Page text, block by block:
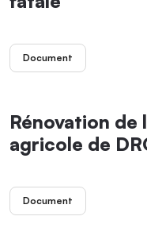
Document
Rénovation de
agricole de
Document